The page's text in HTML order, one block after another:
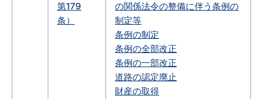
第179
条）
の関係法令の整備に伴う条例の
制定等
条例の制定
条例の全部改正
条例の一部改正
道路の認定廃止
財産の取得